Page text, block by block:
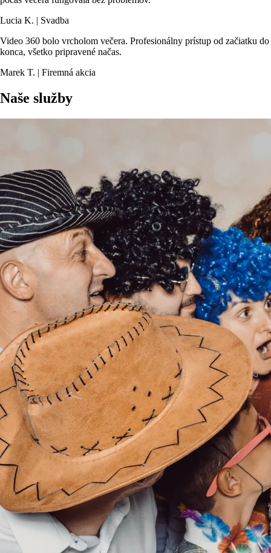
Lucia K. | Svadba
Video 360 bolo vrcholom večera. Profesionálny prístup od začiatku do
konca, všetko pripravené načas.
Marek T. | Firemná akcia
Naše služby